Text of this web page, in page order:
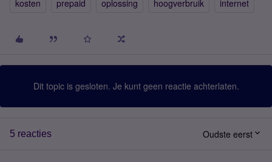
kosten prepaid oplossing hoogverbruik internet
Dit topic is gesloten. Je kunt geen reactie achterlaten.
5 reacties Oudste eerst